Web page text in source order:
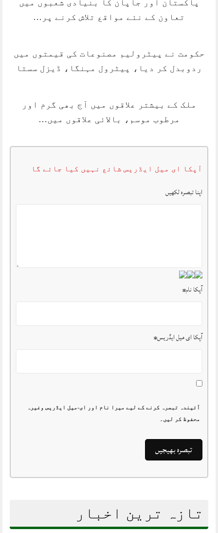
پاکستان اور جاپان کا بنیادی شعبوں میں
تعاون کے نئے مواقع تلاش کرنے پر…
حکومت نے پیٹرولیم مصنوعات کی قیمتوں میں
ردوبدل کر دیا، پیٹرول مہنگا، ڈیزل سستا
ملک کے بیشتر علاقوں میں آج بھی گرم اور
مرطوب موسم، بالائی علاقوں میں…
آپکا ای میل ایڈریس شائع نہیں کیا جائے گا
اپنا تبصرہ لکھیں
آپکا نام*
آپکا ای میل ایڈریس*
آئیندہ تبصرہ کرنے کے لیے میرا نام اور ای-میل ایڈریس وغیرہ
محفوظ کر لیں۔
تازہ ترین اخبار